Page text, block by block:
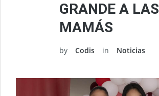
GRANDE A LAS
MAMÁS
by Codis in Noticias